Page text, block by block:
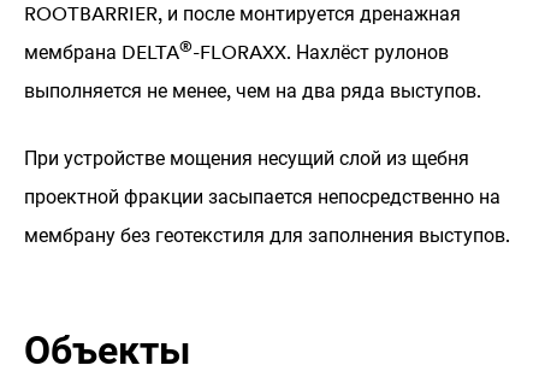
ROOTBARRIER, и после монтируется дренажная
мембрана DELTA®-FLORAXX. Нахлёст рулонов
выполняется не менее, чем на два ряда выступов.
При устройстве мощения несущий слой из щебня
проектной фракции засыпается непосредственно на
мембрану без геотекстиля для заполнения выступов.
Объекты